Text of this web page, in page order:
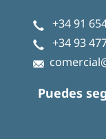
+34 91
+34 93
Puedes